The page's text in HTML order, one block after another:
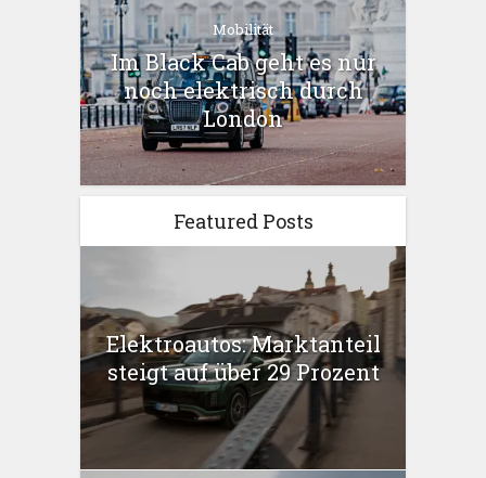
Mobilität
Im Black Cab geht es nur
noch elektrisch durch
London
Featured Posts
Elektroautos: Marktanteil
steigt auf über 29 Prozent